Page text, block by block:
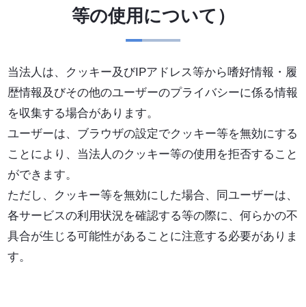
等の使用について）
当法人は、クッキー及びIPアドレス等から嗜好情報・履
歴情報及びその他のユーザーのプライバシーに係る情報
を収集する場合があります。
ユーザーは、ブラウザの設定でクッキー等を無効にする
ことにより、当法人のクッキー等の使用を拒否すること
ができます。
ただし、クッキー等を無効にした場合、同ユーザーは、
各サービスの利用状況を確認する等の際に、何らかの不
具合が生じる可能性があることに注意する必要がありま
す。